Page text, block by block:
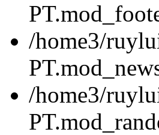
/home3/
/home3/